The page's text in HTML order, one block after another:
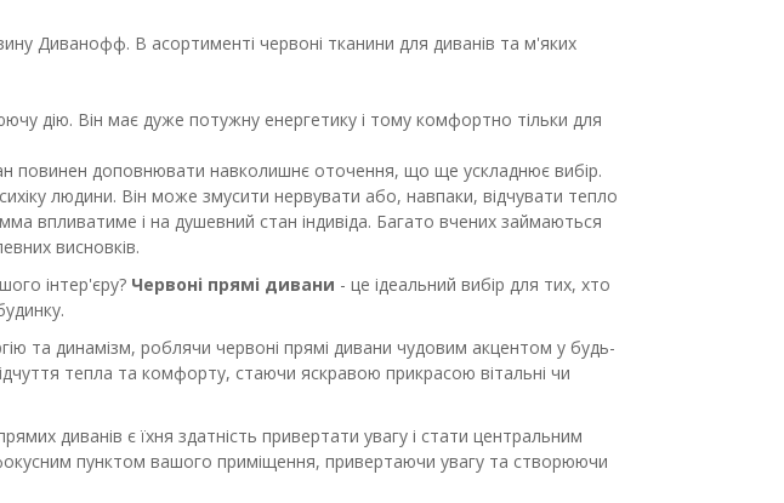
Диванофф. В асортименті червоні тканини для диванів та м'яких
дію. Він має дуже потужну енергетику і тому комфортно тільки для
повинен доповнювати навколишнє оточення, що ще ускладнює вибір.
людини. Він може змусити нервувати або, навпаки, відчувати тепло
впливатиме і на душевний стан індивіда. Багато вчених займаються
висновків.
інтер'єру? Червоні прямі дивани - це ідеальний вибір для тих, хто
та динамізм, роблячи червоні прямі дивани чудовим акцентом у будь-
тепла та комфорту, стаючи яскравою прикрасою вітальні чи
диванів є їхня здатність привертати увагу і стати центральним
пунктом вашого приміщення, привертаючи увагу та створюючи